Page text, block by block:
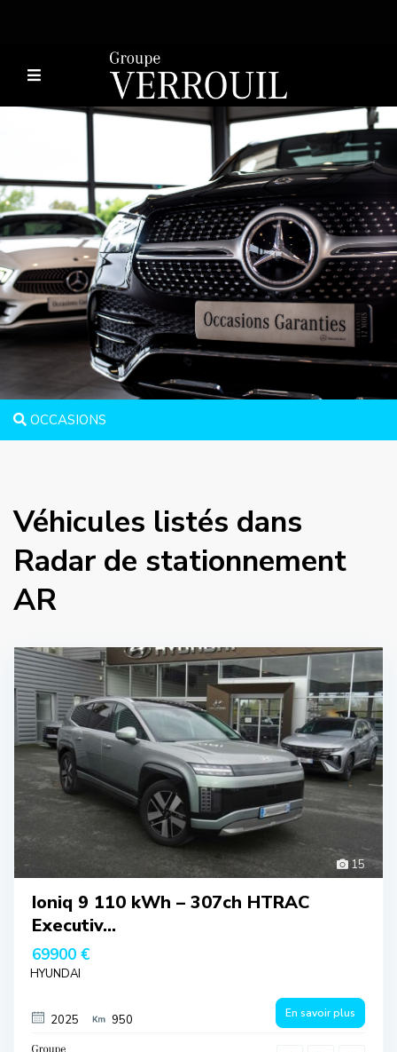
OCCASIONS
Véhicules listés dans
Radar de stationnement
AR
15
Ioniq 9 110 kWh – 307ch HTRAC
Executiv...
69900 €
HYUNDAI
2025 950 En savoir plus